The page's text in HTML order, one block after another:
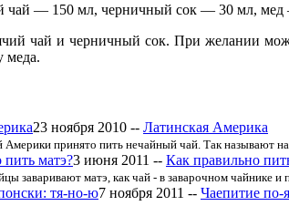
чай — 150 мл, черничный сок — 30 мл,
чай и черничный сок. При желании
меда.
23 ноября 2010 -- Латинская Америка
Америки принято пить нечайный чай. Так называют
3 июня 2011 -- Как правильно
заваривают матэ, как чай - в заварочном чайнике
7 ноября 2011 -- Чаепитие по-